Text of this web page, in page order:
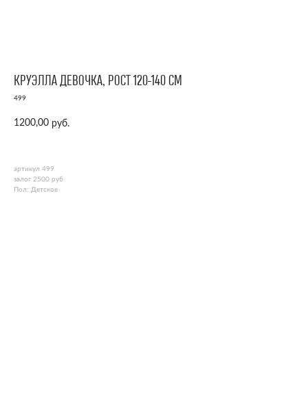
КРУЭЛЛА ДЕВОЧКА, РОСТ 120-140 СМ
499
1200,00 руб.
артикул 499
залог 2500 руб
Пол: Детское